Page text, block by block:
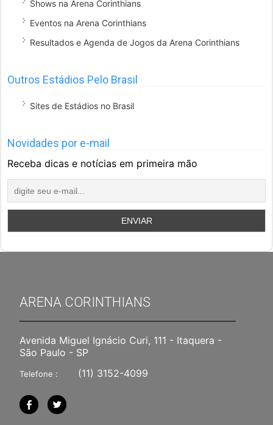
Shows na Arena Corinthians
Eventos na Arena Corinthians
Resultados e Agenda de Jogos da Arena Corinthians
Outros Estádios Pelo Brasil
Sites de Estádios no Brasil
Novidades por e-mail
Receba dicas e notícias em primeira mão
ARENA CORINTHIANS
Avenida Miguel Ignácio Curi, 111 - Itaquera -
São Paulo - SP
Telefone : (11) 3152-4099